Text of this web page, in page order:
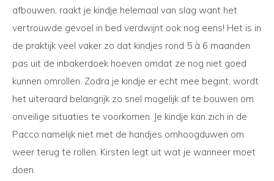
afbouwen, raakt je kindje helemaal van slag want het
vertrouwde gevoel in bed verdwijnt ook nog eens! Het is in
de praktijk veel vaker zo dat kindjes rond 5 à 6 maanden
pas uit de inbakerdoek hoeven omdat ze nog niet goed
kunnen omrollen. Zodra je kindje er echt mee begint, wordt
het uiteraard belangrijk zo snel mogelijk af te bouwen om
onveilige situaties te voorkomen. Je kindje kan zich in de
Pacco namelijk niet met de handjes omhoogduwen om
weer terug te rollen. Kirsten legt uit wat je wanneer moet
doen.